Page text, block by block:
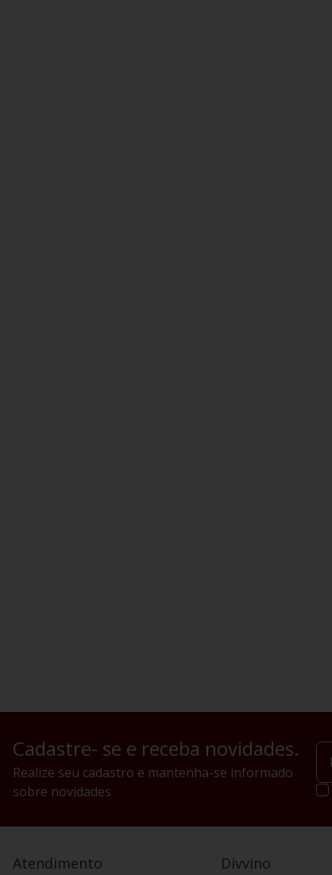
Cadastre- se e receba novidades.
Realize seu cadastro e mantenha-se informado
sobre novidades
Atendimento Divvino